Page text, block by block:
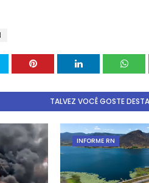
TALVEZ VOCÊ GOSTE
INFORME RN